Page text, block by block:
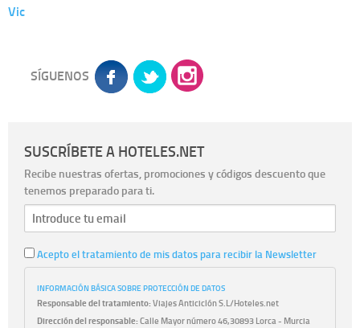
Vic
SÍGUENOS
SUSCRÍBETE A HOTELES.NET
Recibe nuestras ofertas, promociones y códigos descuento que
tenemos preparado para ti.
Acepto el tratamiento de mis datos para recibir la Newsletter
INFORMACIÓN BÁSICA SOBRE PROTECCIÓN DE DATOS
Responsable del tratamiento:Viajes Anticiclón S.L/Hoteles.net
Dirección del responsable:Calle Mayor número 46,30893 Lorca - Murcia